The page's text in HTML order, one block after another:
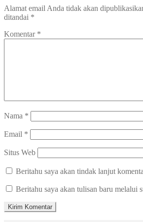
Alamat email Anda tidak akan
ditandai *
Komentar *
Nama *
Email *
Situs Web
Beritahu saya akan tindak lanjut
Beritahu saya akan tulisan baru melalui